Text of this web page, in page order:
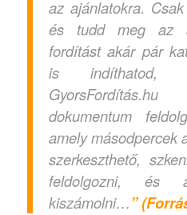
az ajánlatokra.
és tudd meg az
fordítást akár pár
is indíthatod,
dokumentum
amely másodpercek
szerkeszthető,
feldolgozni, és
kiszámolni…”